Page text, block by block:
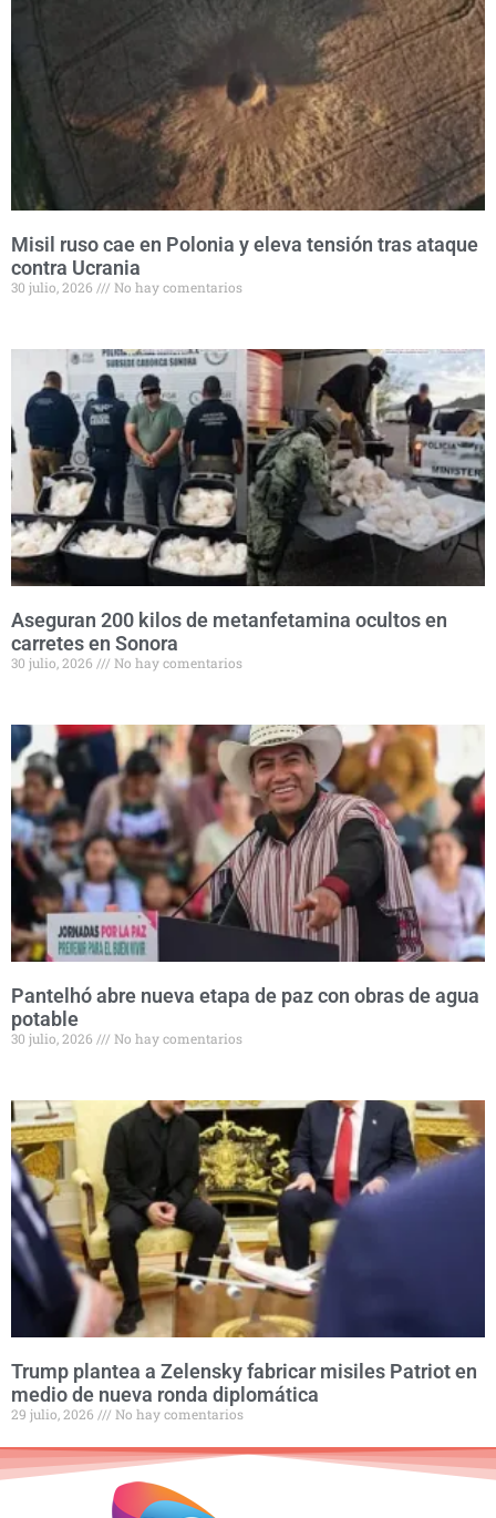
Misil ruso cae en Polonia y eleva tensión tras ataque
contra Ucrania
30 julio, 2026 No hay comentarios
Aseguran 200 kilos de metanfetamina ocultos en
carretes en Sonora
30 julio, 2026 No hay comentarios
Pantelhó abre nueva etapa de paz con obras de agua
potable
30 julio, 2026 No hay comentarios
Trump plantea a Zelensky fabricar misiles Patriot en
medio de nueva ronda diplomática
29 julio, 2026 No hay comentarios